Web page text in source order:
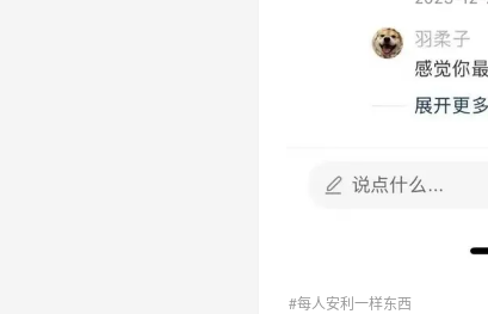
#每人安利一样东西